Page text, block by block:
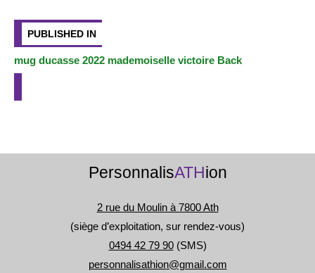
o
o
k
g
er
n
k
l’article
PUBLISHED IN
mug ducasse 2022 mademoiselle victoire Back
PersonnalisATHion
2 rue du Moulin à 7800 Ath
(siège d’exploitation, sur rendez-vous)
0494 42 79 90(SMS)
personnalisathion@gmail.com